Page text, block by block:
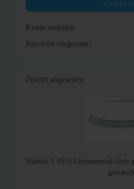
Konto erstellen
Passwort vergessen?
Zuletzt angesehen
Märklin Z 8510 Gleismaterial Gleis